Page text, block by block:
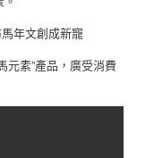
年文創成新寵
元素”產品，廣受消費